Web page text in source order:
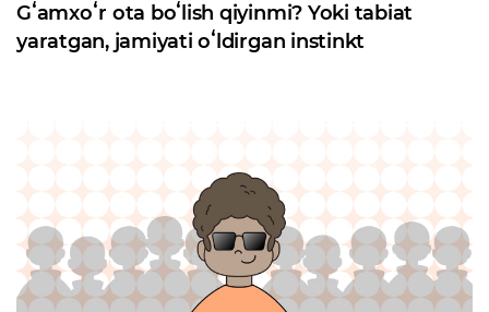
Gʻamxoʻr ota boʻlish qiyinmi? Yoki tabiat
yaratgan, jamiyati oʻldirgan instinkt